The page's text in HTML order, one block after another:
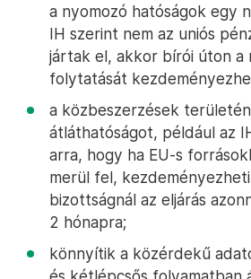
a nyomozó hatóságok egy
IH szerint nem az uniós
jártak el, akkor bírói úton a
folytatását
a közbeszerzések
átláthatóságot, például az
arra, hogy ha EU-s
merül fel,
bizottságnál az eljárás
2 hónapra;
könnyítik a közérdekű